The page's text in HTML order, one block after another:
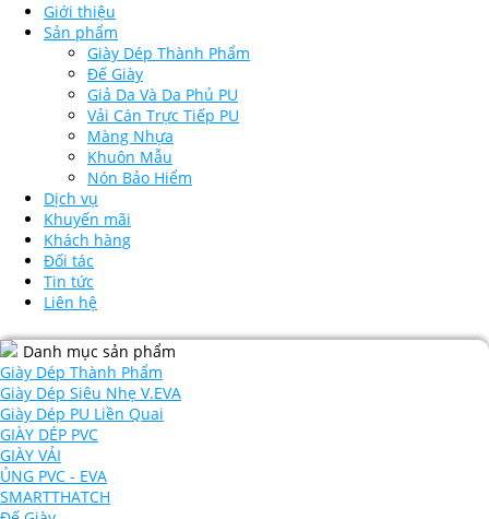
Giới thiệu
Sản phẩm
Giày Dép Thành Phẩm
Đế Giày
Giả Da Và Da Phủ PU
Vải Cán Trực Tiếp PU
Màng Nhựa
Khuôn Mẫu
Nón Bảo Hiểm
Dịch vụ
Khuyến mãi
Khách hàng
Đối tác
Tin tức
Liên hệ
Danh mục sản phẩm
Giày Dép Thành Phẩm
Giày Dép Siêu Nhẹ V.EVA
Giày Dép PU Liền Quai
GIÀY DÉP PVC
GIÀY VẢI
ỦNG PVC - EVA
SMARTTHATCH